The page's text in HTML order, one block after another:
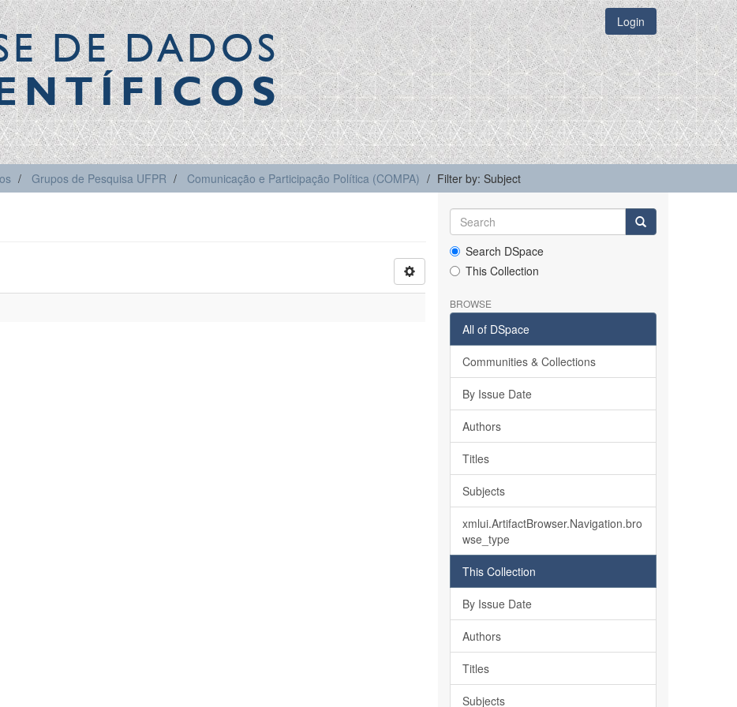
DE DADOS Login
Grupos de Pesquisa UFPR Comunicação e Participação Política (COMPA) Filter by: Subject
Search DSpace
This Collection
BROWSE
All of DSpace
Communities & Collections
By Issue Date
Authors
Titles
Subjects
xmlui.ArtifactBrowser.Navigation.bro
wse_type
This Collection
By Issue Date
Authors
Titles
Subjects